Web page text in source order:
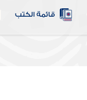
قائمة الكتب